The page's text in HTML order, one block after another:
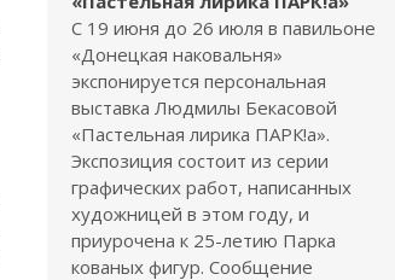
С 19 июня до 26 июля в павильоне
«Донецкая наковальня»
экспонируется персональная
выставка Людмилы Бекасовой
«Пастельная лирика ПАРК!а».
Экспозиция состоит из серии
графических работ, написанных
художницей в этом году, и
приурочена к 25-летию Парка
кованых фигур. Сообщение